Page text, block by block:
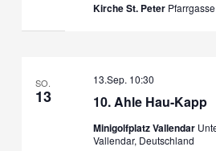
Kirche St. Peter
SO.
13 10. Ahle Hau-Kapp
13.Sep. 10:30
Minigolfplatz Vallendar
Vallendar, Deutschland